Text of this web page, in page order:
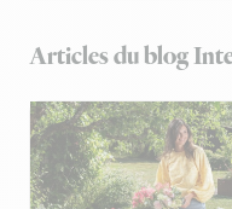
Articles du blog